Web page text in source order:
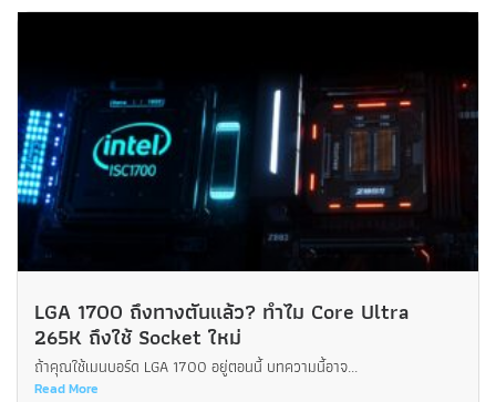
LGA 1700 ถึงทางตันแล้ว? ทำไม Core Ultra
265K ถึงใช้ Socket ใหม่
ถ้าคุณใช้เมนบอร์ด LGA 1700 อยู่ตอนนี้ บทความนี้อาจ...
Read More